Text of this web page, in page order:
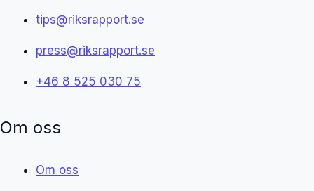
tips@riksrapport.se
press@riksrapport.se
+46 8 525 030 75
Om oss
Om oss